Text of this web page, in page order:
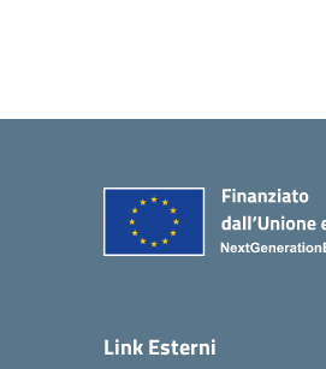
Link Esterni